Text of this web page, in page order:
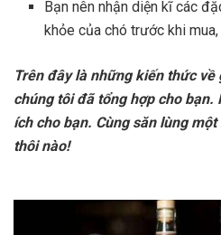
Bạn nên nhận diện kĩ các
khỏe của chó trước khi
Trên đây là những kiến thức về
chúng tôi đã tổng hợp cho bạn.
ích cho bạn. Cùng săn lùng
thôi nào!